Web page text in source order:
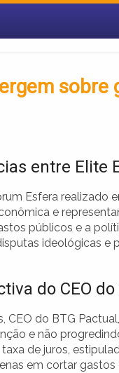
sobre
entre Elite
Esfera realizado
e
públicos e a
ideológicas e
do CEO do
CEO do BTG
e não
de juros,
em cortar